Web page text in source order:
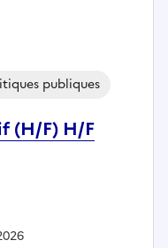
(H/F) H/F
publiques